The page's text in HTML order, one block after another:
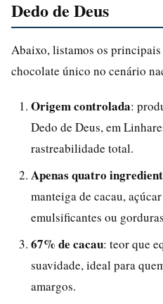
Dedo de Deus
Abaixo, listamos os
chocolate único no cenário
Origem controlada:
Dedo de Deus, em
rastreabilidade total.
Apenas quatro
manteiga de cacau,
emulsificantes ou
67% de cacau: teor que
suavidade, ideal para
amargos.